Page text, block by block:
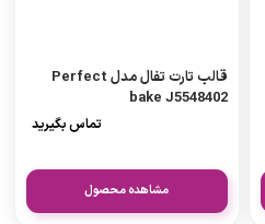
قالب تارت تفال مدل Perfect
bake J5548402
تماس بگیرید
مشاهده محصول